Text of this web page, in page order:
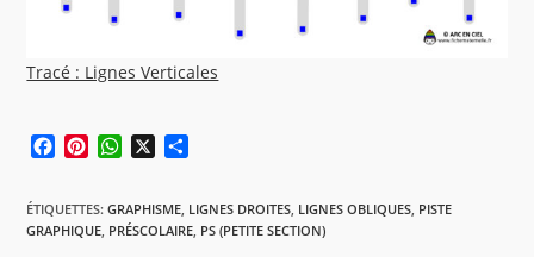
Tracé : Lignes Verticales
e
b
t
e
W
t
s
t
a
ÉTIQUETTES:GRAPHISME, LIGNES DROITES, LIGNES OBLIQUES, PISTE
GRAPHIQUE, PRÉSCOLAIRE, PS (PETITE SECTION)